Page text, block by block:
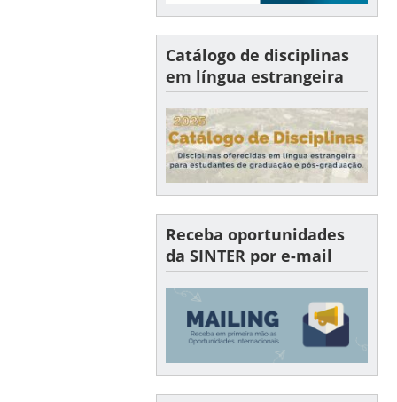
Catálogo de disciplinas
em língua estrangeira
Receba oportunidades
da SINTER por e-mail